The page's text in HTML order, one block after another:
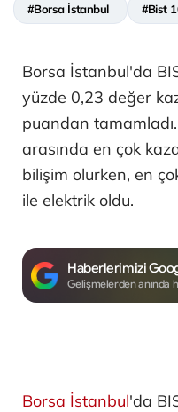
#Borsa İstanbul #Bist
Borsa İstanbul'da
yüzde 0,23 değer
puandan
arasında en çok
bilişim olurken, en
ile elektrik oldu.
Haberlerimizi
Gelişmelerden anında
Borsa İstanbul'da